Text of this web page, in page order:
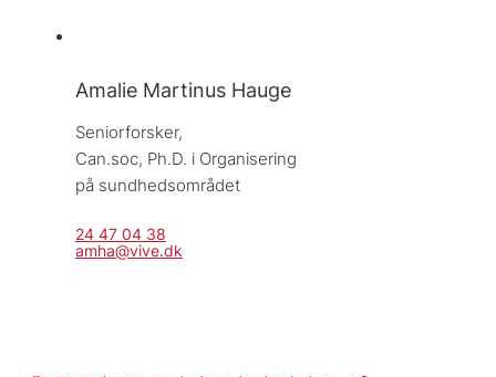
Amalie Martinus Hauge
Seniorforsker,
Can.soc, Ph.D. i Organisering
på sundhedsområdet
24 47 04 38
amha@vive.dk